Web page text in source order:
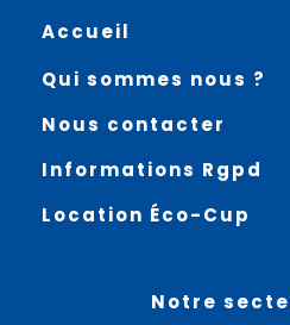
Accueil
Qui sommes nous ?
Nous contacter
Informations Rgpd
Location Éco-Cup
Notre